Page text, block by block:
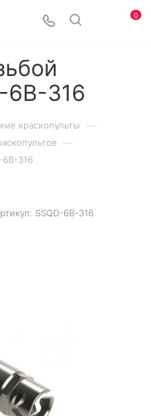
0
6B-316
краскопульты —
—
6B-316
SSQD-6B-316